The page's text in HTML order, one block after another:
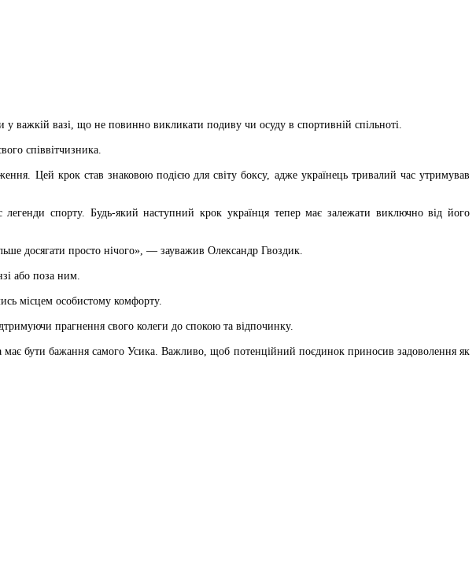
важкій вазі, що не повинно викликати подиву чи осуду в спортивній спільноті.
співвітчизника.
Цей крок став знаковою подією для світу боксу, адже українець тривалий час утримував
спорту. Будь-який наступний крок українця тепер має залежати виключно від його
досягати просто нічого», — зауважив Олександр Гвоздик.
або поза ним.
місцем особистому комфорту.
прагнення свого колеги до спокою та відпочинку.
бути бажання самого Усика. Важливо, щоб потенційний поєдинок приносив задоволення як